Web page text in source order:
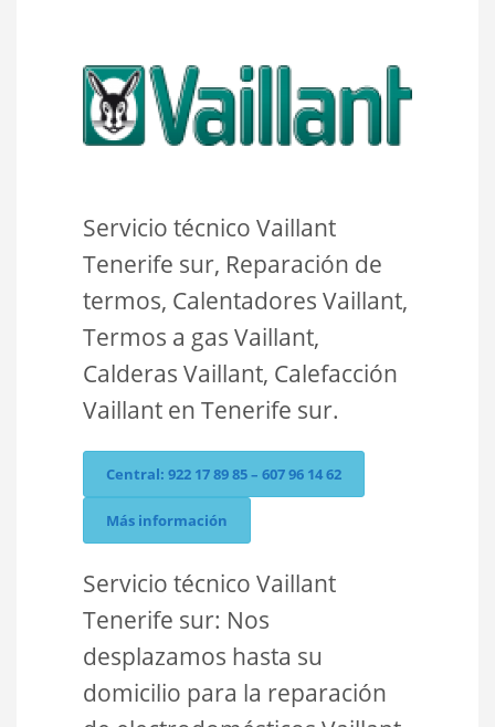
Servicio técnico Vaillant
Tenerife sur, Reparación de
termos, Calentadores Vaillant,
Termos a gas Vaillant,
Calderas Vaillant, Calefacción
Vaillant en Tenerife sur.
Central: 922 17 89 85 – 607 96 14 62
Más información
Servicio técnico Vaillant
Tenerife sur: Nos
desplazamos hasta su
domicilio para la reparación